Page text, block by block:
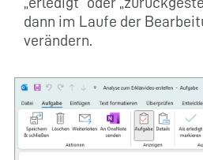
dann im Laufe der
verändern.